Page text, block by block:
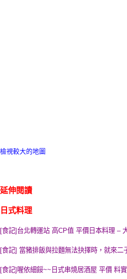
檢視較大的地圖
延伸閱讀
日式料理
[食記]台北轉運站 高CP值 平價日本料理 –
[食記] 當豬排飯與拉麵無法抉擇時，就來二
[食記]喔依細餒~~日式串燒居酒屋 平價 料